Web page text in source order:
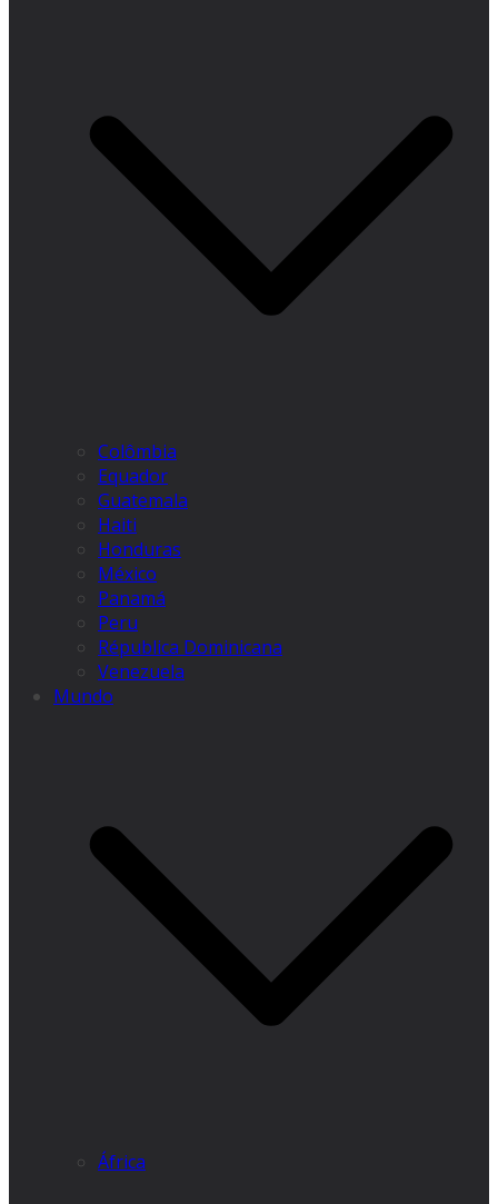
Colômbia
Equador
Guatemala
Haiti
Honduras
México
Panamá
Peru
Républica Dominicana
Venezuela
Mundo
África